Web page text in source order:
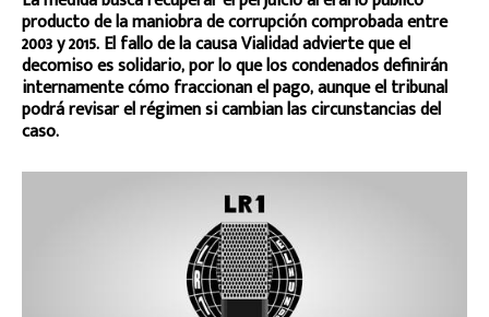
producto de la maniobra de corrupción comprobada entre
2003 y 2015. El fallo de la causa Vialidad advierte que el
decomiso es solidario, por lo que los condenados definirán
internamente cómo fraccionan el pago, aunque el tribunal
podrá revisar el régimen si cambian las circunstancias del
caso.